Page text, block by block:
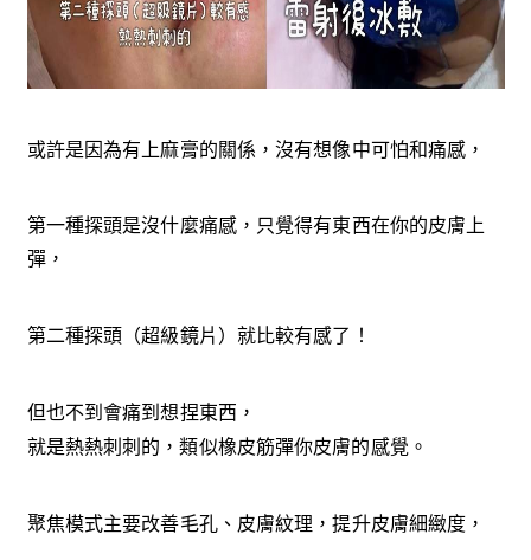
或許是因為有上麻膏的關係，沒有想像中可怕和痛感，
第一種探頭是沒什麼痛感，只覺得有東西在你的皮膚上
彈，
第二種探頭（超級鏡片）就比較有感了！
但也不到會痛到想捏東西，
就是熱熱刺刺的，類似橡皮筋彈你皮膚的感覺。
聚焦模式主要改善毛孔、皮膚紋理，提升皮膚細緻度，